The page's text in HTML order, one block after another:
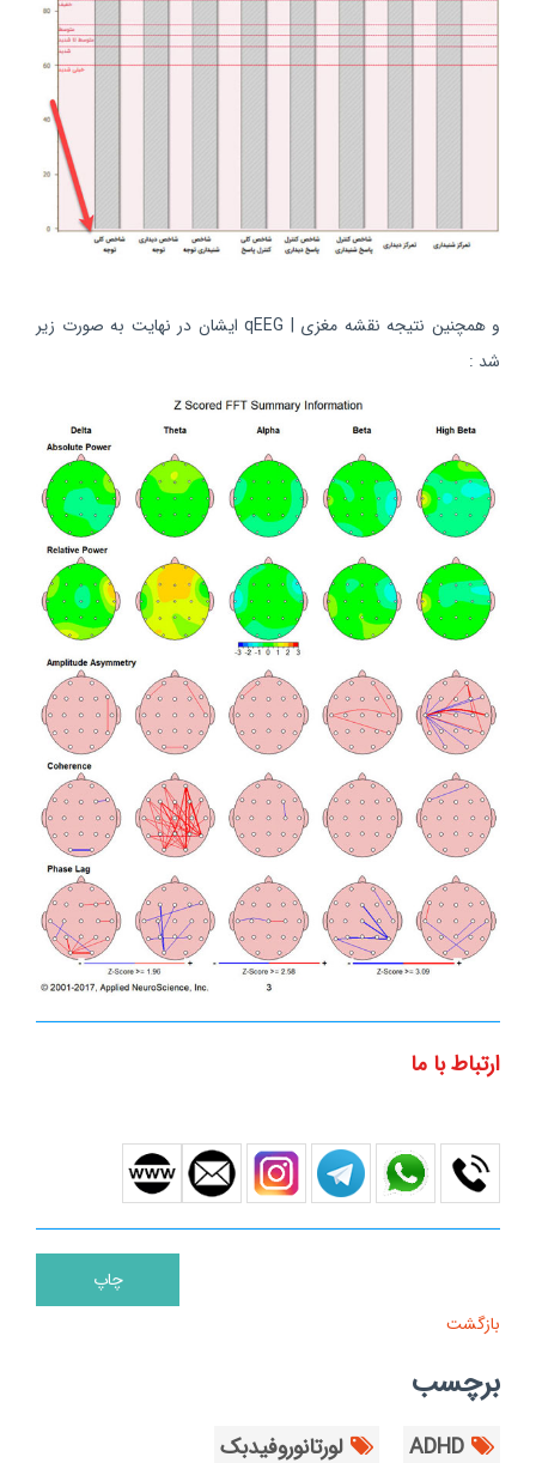
و همچنین نتیجه نقشه مغزی | qEEG ایشان در نهایت به صورت زیر
شد :
ارتباط با ما
بازگشت
برچسب
ADHD لورتانوروفیدبک